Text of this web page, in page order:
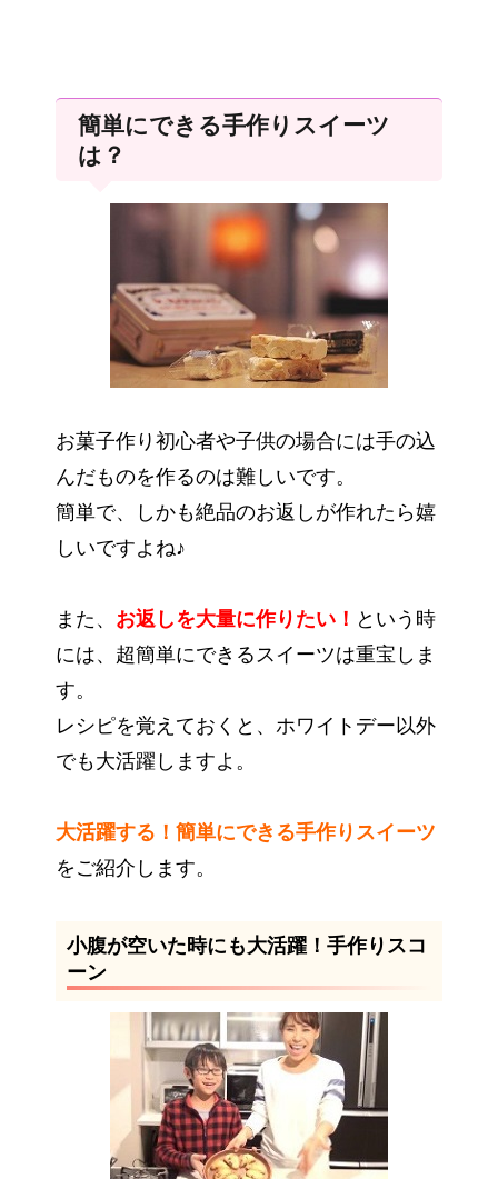
簡単にできる手作りスイーツ
は？
お菓子作り初心者や子供の場合には手の込
んだものを作るのは難しいです。
簡単で、しかも絶品のお返しが作れたら嬉
しいですよね♪
また、 お返しを大量に作りたい！ という時
には、超簡単にできるスイーツは重宝しま
す。
レシピを覚えておくと、ホワイトデー以外
でも大活躍しますよ。
大活躍する！簡単にできる手作りスイーツ
をご紹介します。
小腹が空いた時にも大活躍！手作りスコ
ーン